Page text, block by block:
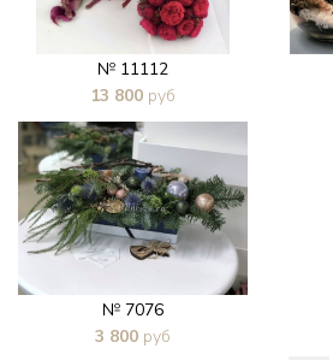
№ 11112
13 800 руб
В 1 клик
№ 7076
3 800 руб